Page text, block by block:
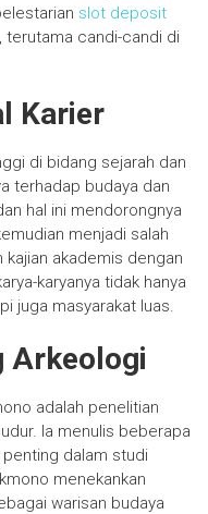
slot deposit
candi-candi di
Karier
di bidang sejarah dan
terhadap budaya dan
hal ini mendorongnya
menjadi salah
akademis dengan
karyanya tidak hanya
juga masyarakat luas.
Arkeologi
adalah penelitian
Ia menulis beberapa
penting dalam studi
menekankan
warisan budaya